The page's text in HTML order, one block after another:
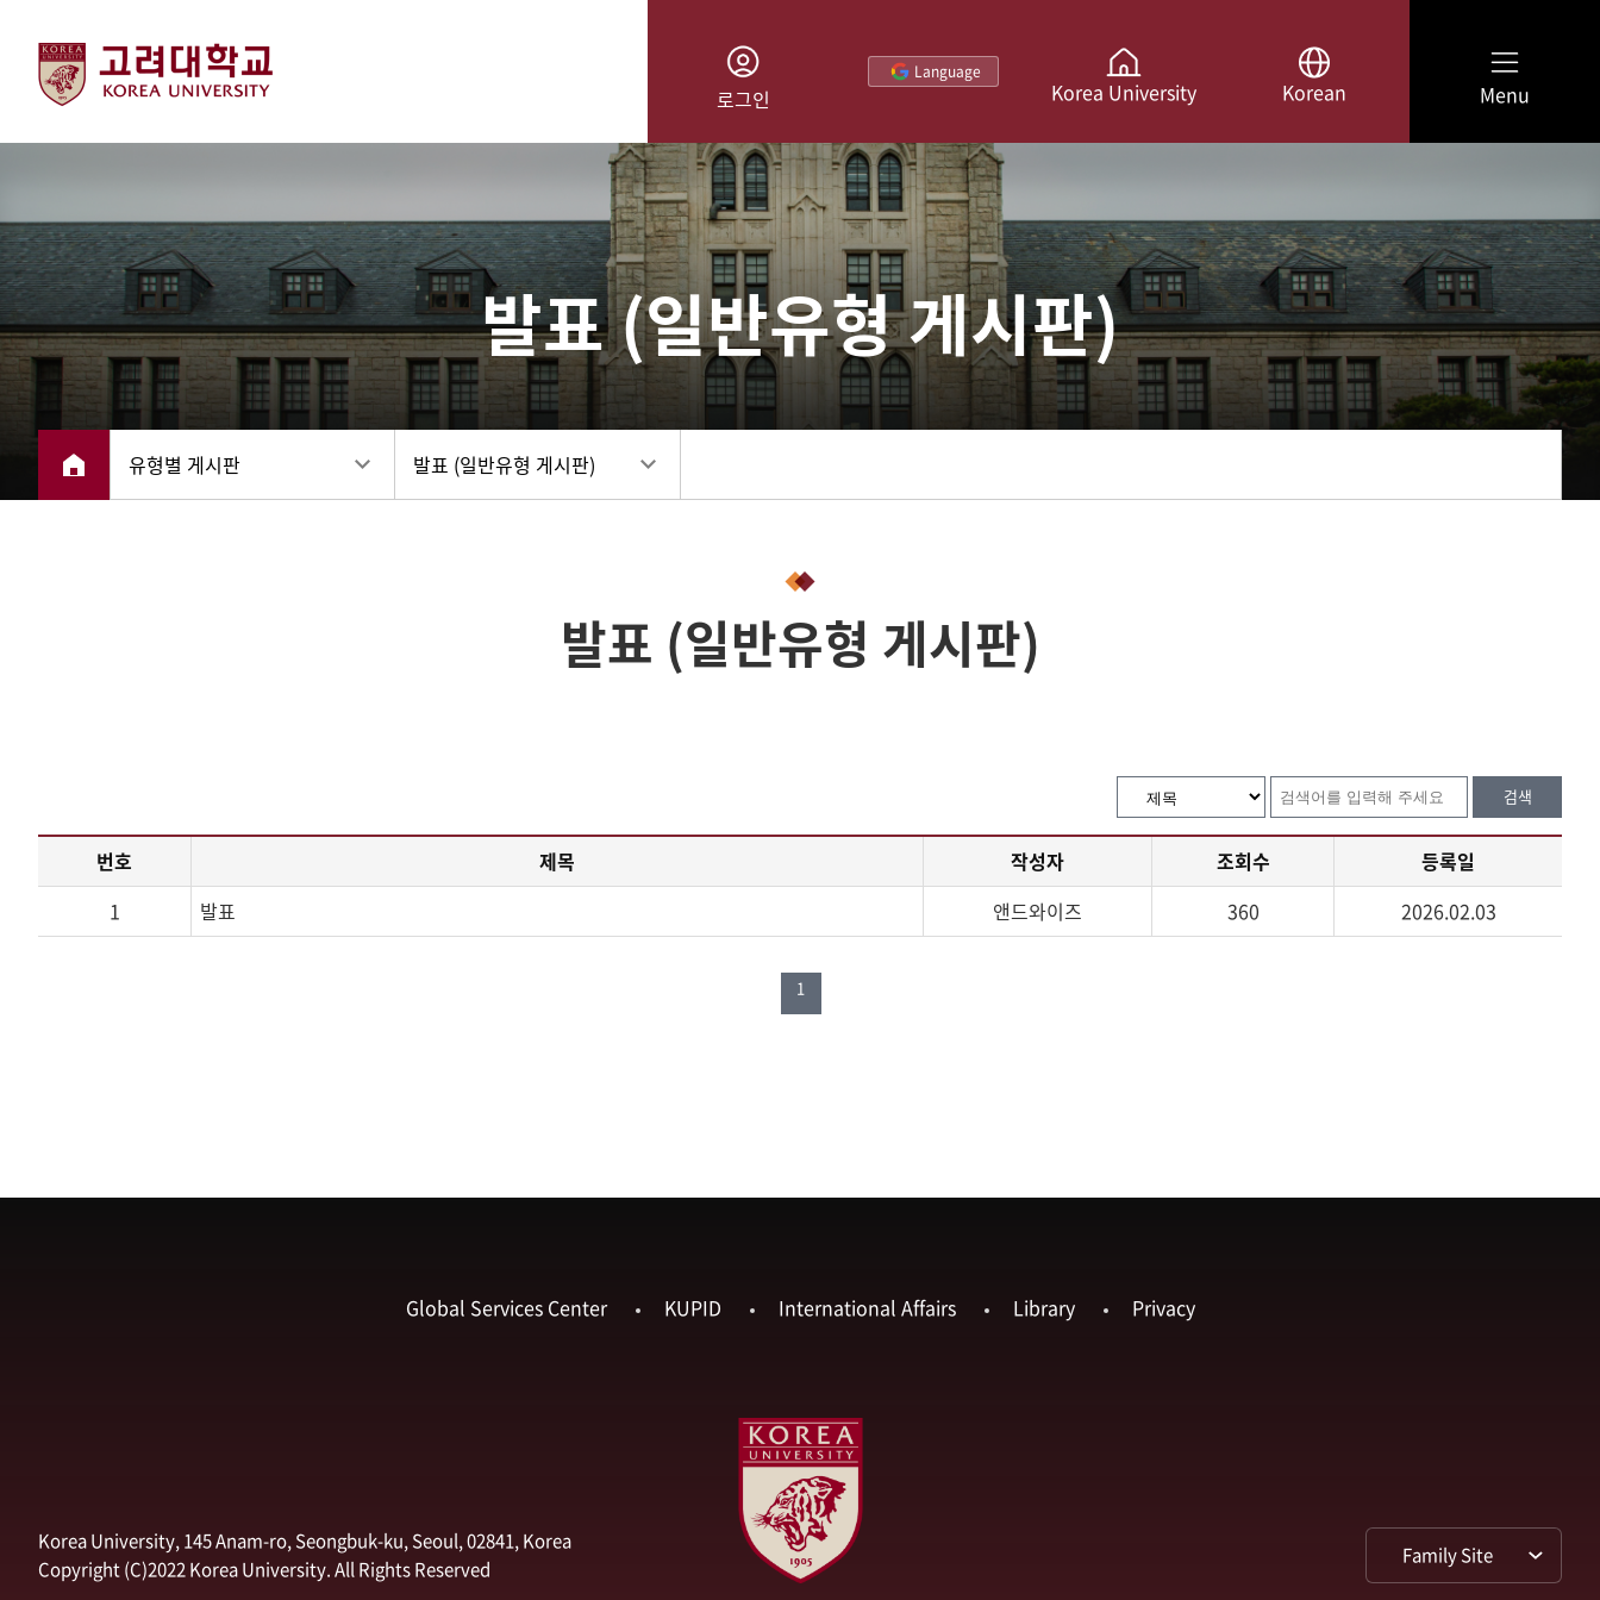
로그인
Language
Korea University Korean Menu
뉴스 (일반유형 게시판)
발표 (일반유형 게시판)
이미지 게시판
FAQ
유튜브 (동영상)
발표 (일반유형 게시판)
유형별 게시판 발표 (일반유형 게시판)
발표 (일반유형 게시판)
검색
번호 제목 작성자 조회수
등록일
1
발표 앤드와이즈 360 2026.02.03
1
Global Services Center KUPID International Affairs Library Privacy
Korea University, 145 Anam-ro, Seongbuk-ku, Seoul, 02841, Korea
Copyright (C)2022 Korea University. All Rights Reserved
Family Site